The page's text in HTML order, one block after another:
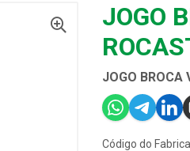
JOGO
JOGO BROCA
Código do